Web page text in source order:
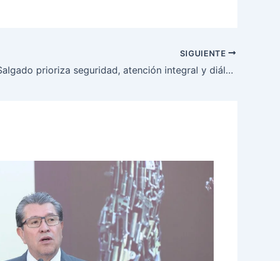
SIGUIENTE
Evelyn Salgado prioriza seguridad, atención integral y diálogo en comunidades de la Montaña Baja de Chilapa